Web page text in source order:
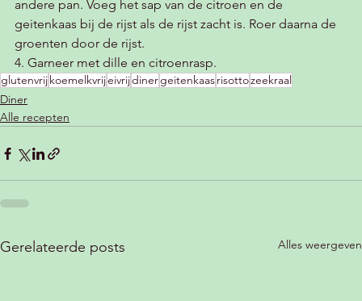
andere pan. Voeg het sap van de citroen en de
geitenkaas bij de rijst als de rijst zacht is. Roer daarna de
groenten door de rijst.
4. Garneer met dille en citroenrasp.
glutenvrijkoemelkvrijeivrijdinergeitenkaasrisottozeekraal
Diner
Alle recepten
Gerelateerde posts Alles weergeven